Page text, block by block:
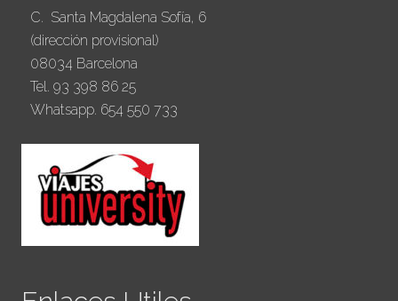
C. Santa Magdalena Sofía, 6
(dirección provisional)
08034 Barcelona
Tel. 93 398 86 25
Whatsapp. 654 550 733